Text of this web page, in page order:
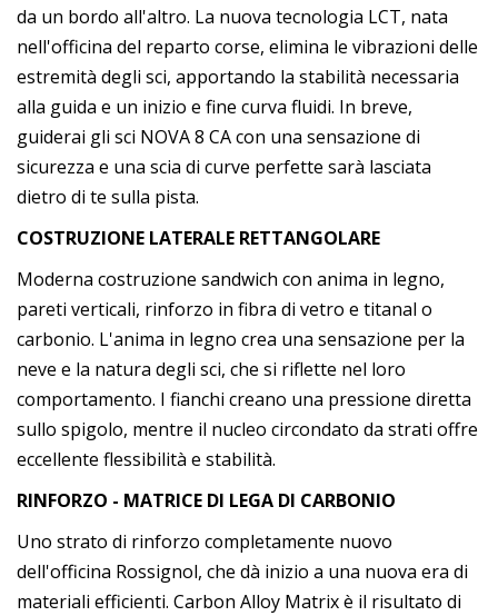
da un bordo all'altro. La nuova tecnologia LCT, nata
nell'officina del reparto corse, elimina le vibrazioni delle
estremità degli sci, apportando la stabilità necessaria
alla guida e un inizio e fine curva fluidi. In breve,
guiderai gli sci NOVA 8 CA con una sensazione di
sicurezza e una scia di curve perfette sarà lasciata
dietro di te sulla pista.
COSTRUZIONE LATERALE RETTANGOLARE
Moderna costruzione sandwich con anima in legno,
pareti verticali, rinforzo in fibra di vetro e titanal o
carbonio. L'anima in legno crea una sensazione per la
neve e la natura degli sci, che si riflette nel loro
comportamento. I fianchi creano una pressione diretta
sullo spigolo, mentre il nucleo circondato da strati offre
eccellente flessibilità e stabilità.
RINFORZO - MATRICE DI LEGA DI CARBONIO
Uno strato di rinforzo completamente nuovo
dell'officina Rossignol, che dà inizio a una nuova era di
materiali efficienti. Carbon Alloy Matrix è il risultato di